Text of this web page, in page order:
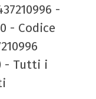
-
- Codice
- Tutti i